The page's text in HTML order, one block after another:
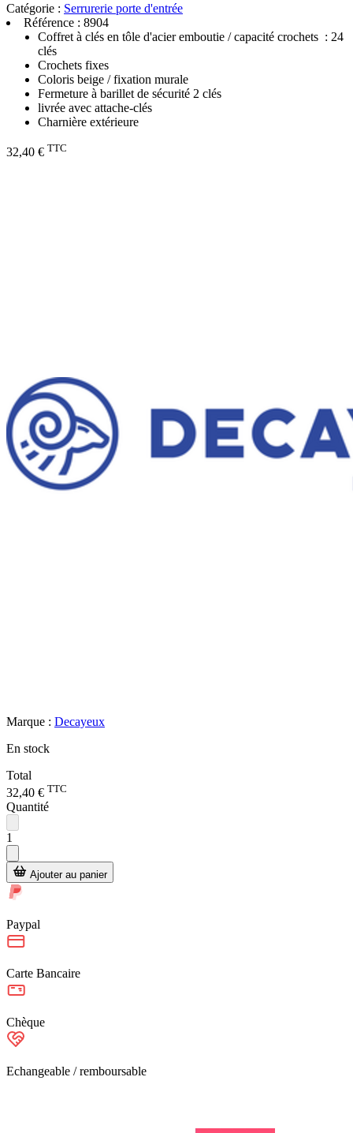
Catégorie : Serrurerie porte d'entrée
Référence : 8904
Coffret à clés en tôle d'acier emboutie / capacité crochets : 24
clés
Crochets fixes
Coloris beige / fixation murale
Fermeture à barillet de sécurité 2 clés
livrée avec attache-clés
Charnière extérieure
32,40 € TTC
Marque : Decayeux
En stock
Total
32,40 € TTC
Quantité
1
Ajouter au panier
Paypal
Carte Bancaire
Chèque
Echangeable / remboursable